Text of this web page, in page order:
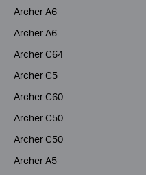
Archer A6
Archer A6
Archer C64
Archer C5
Archer C60
Archer C50
Archer C50
Archer A5